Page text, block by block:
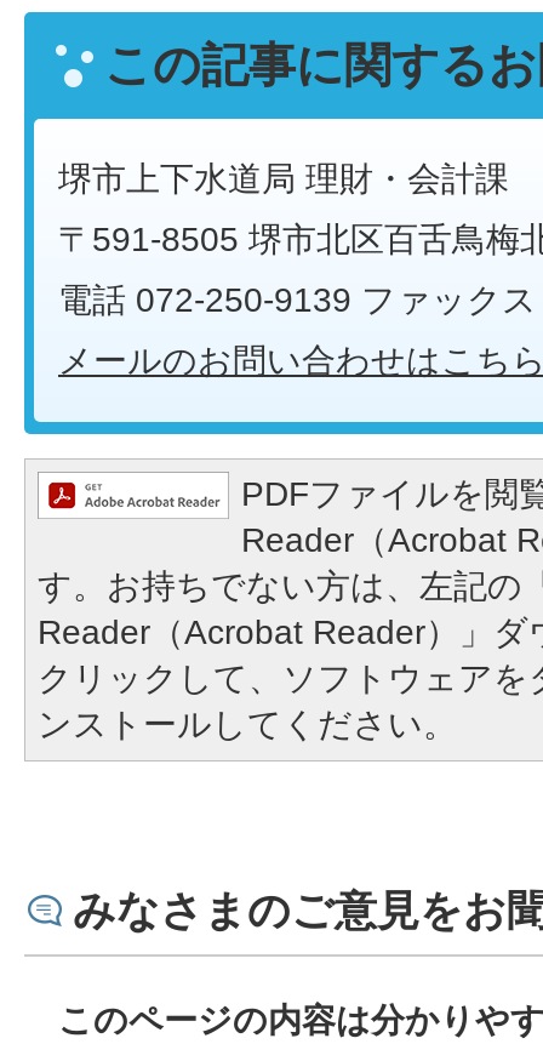
この記事に関する
堺市上下水道局 理財・会計課
〒591-8505 堺市北区百舌鳥梅
電話 072-250-9139 ファック
メールのお問い合わせはこち
PDFファイルを閲
Reader（Acrobat
す。お持ちでない方は、左記の
Reader（Acrobat Reader）」
クリックして、ソフトウェア
ンストールしてください。
みなさまのご意見をお
このページの内容は分かりや